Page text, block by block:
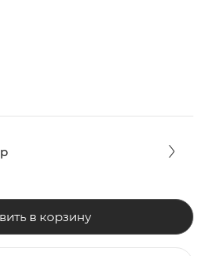
в корзину